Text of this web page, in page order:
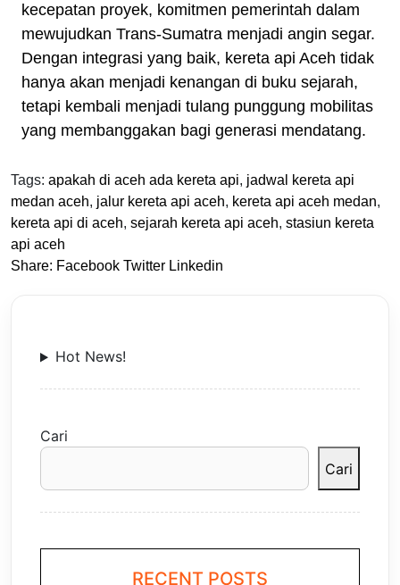
kecepatan proyek, komitmen pemerintah dalam
mewujudkan Trans-Sumatra menjadi angin segar.
Dengan integrasi yang baik, kereta api Aceh tidak
hanya akan menjadi kenangan di buku sejarah,
tetapi kembali menjadi tulang punggung mobilitas
yang membanggakan bagi generasi mendatang.
Tags: apakah di aceh ada kereta api, jadwal kereta api
medan aceh, jalur kereta api aceh, kereta api aceh medan,
kereta api di aceh, sejarah kereta api aceh, stasiun kereta
api aceh
Share: Facebook Twitter Linkedin
Hot News!
Cari
Cari
RECENT POSTS